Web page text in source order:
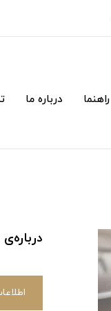
راهنما درباره ما